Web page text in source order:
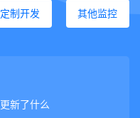
定制开发 其他监控
更新了什么